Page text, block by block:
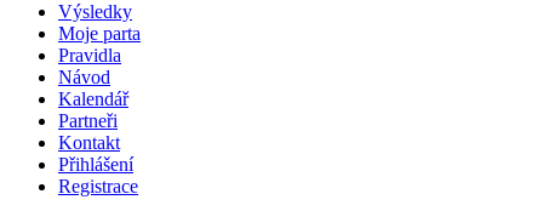
Výsledky
Moje parta
Pravidla
Návod
Kalendář
Partneři
Kontakt
Přihlášení
Registrace